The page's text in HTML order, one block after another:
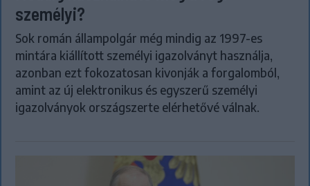
személyi?
Sok román állampolgár még mindig az 1997-es
mintára kiállított személyi igazolványt használja,
azonban ezt fokozatosan kivonják a forgalomból,
amint az új elektronikus és egyszerű személyi
igazolványok országszerte elérhetővé válnak.